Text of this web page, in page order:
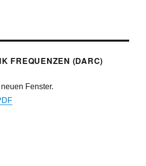
FREQUENZEN (DARC)
Fenster.